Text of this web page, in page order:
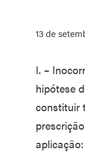
13 de
I. –
hipótese
constituir
aplicação: